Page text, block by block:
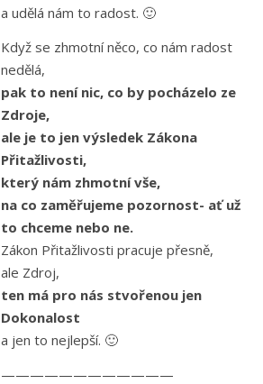
a udělá nám to radost. 🙂
Když se zhmotní něco, co nám radost
nedělá,
pak to není nic, co by pocházelo ze
Zdroje,
ale je to jen výsledek Zákona
Přitažlivosti,
který nám zhmotní vše,
na co zaměřujeme pozornost- ať už
to chceme nebo ne.
Zákon Přitažlivosti pracuje přesně,
ale Zdroj,
ten má pro nás stvořenou jen
Dokonalost
a jen to nejlepší. 🙂
————————————